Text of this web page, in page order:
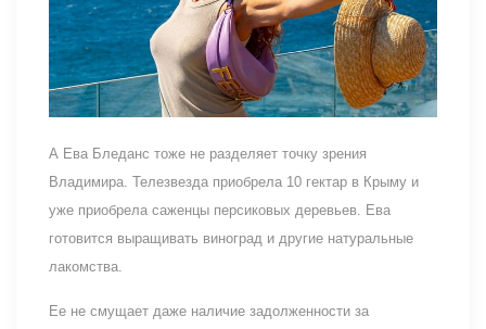
А Ева Бледанс тоже не разделяет точку зрения
Владимира. Телезвезда приобрела 10 гектар в Крыму и
уже приобрела саженцы персиковых деревьев. Ева
готовится выращивать виноград и другие натуральные
лакомства.
Ее не смущает даже наличие задолженности за